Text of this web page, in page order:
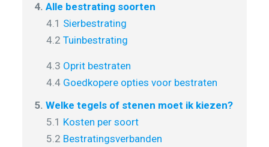
4. Alle bestrating soorten
4.1 Sierbestrating
4.2 Tuinbestrating
4.3 Oprit bestraten
4.4 Goedkopere opties voor bestraten
5. Welke tegels of stenen moet ik kiezen?
5.1 Kosten per soort
5.2 Bestratingsverbanden